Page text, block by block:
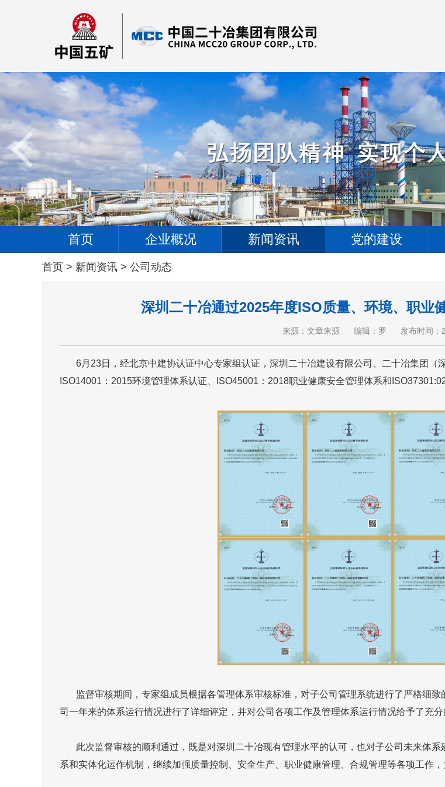
首页 企业概况 新闻资讯 党的建设
首页 > 新闻资讯 > 公司动态
深圳二十冶通过2025年度ISO质量、环境、职业
来源：文章来源 编辑：罗 发布时间：
6月23日，经北京中建协认证中心专家组认证，深圳二十冶建设有限公司、二十冶集团（
ISO14001：2015环境管理体系认证、ISO45001：2018职业健康安全管理体系和
监督审核期间，专家组成员根据各管理体系审核标准，对子公司管理系统进行了严格细致
司一年来的体系运行情况进行了详细评定，并对公司各项工作及管理体系运行情况给予了充分
此次监督审核的顺利通过，既是对深圳二十冶现有管理水平的认可，也对子公司未来体系
系和实体化运作机制，继续加强质量控制、安全生产、职业健康管理、合规管理等各项工作